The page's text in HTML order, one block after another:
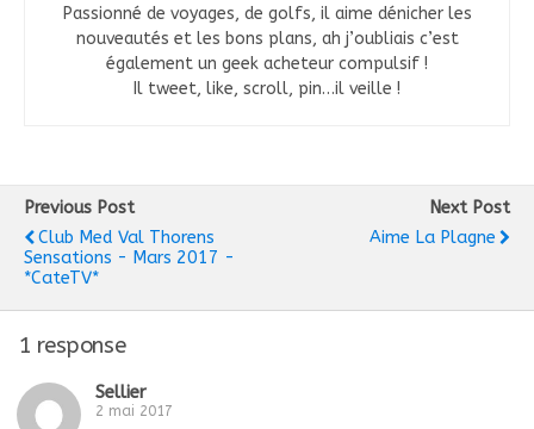
Passionné de voyages, de golfs, il aime dénicher les
nouveautés et les bons plans, ah j’oubliais c’est
également un geek acheteur compulsif !
Il tweet, like, scroll, pin…il veille !
Previous Post
Club Med Val Thorens
Sensations - Mars 2017 -
*CateTV*
Next Post
Aime La Plagne
1 response
Sellier
2 mai 2017